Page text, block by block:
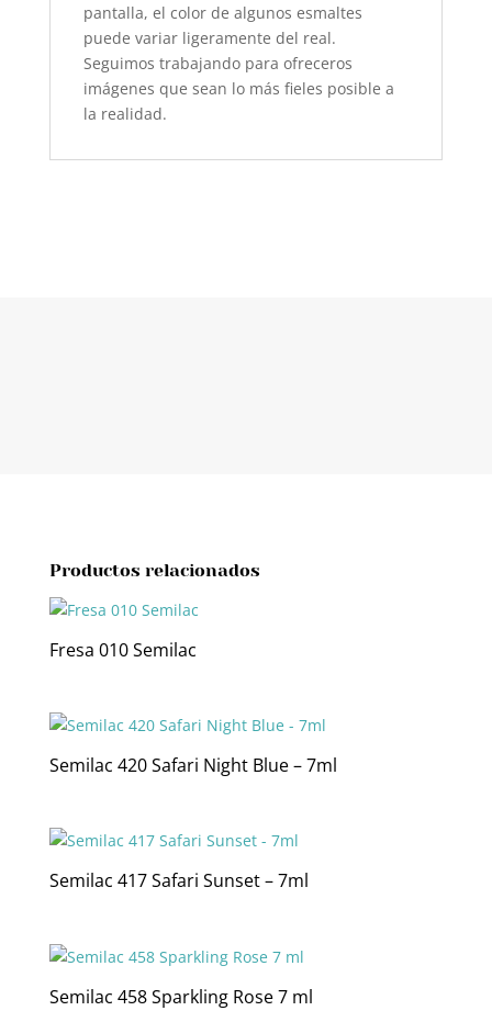
pantalla, el color de algunos esmaltes
puede variar ligeramente del real.
Seguimos trabajando para ofreceros
imágenes que sean lo más fieles posible a
la realidad.
Productos relacionados
Fresa 010 Semilac
Semilac 420 Safari Night Blue – 7ml
Semilac 417 Safari Sunset – 7ml
Semilac 458 Sparkling Rose 7 ml